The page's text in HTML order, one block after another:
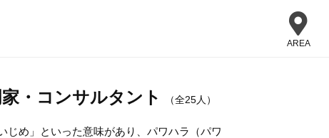
AREA
・コンサルタント （全25人）
じめ」といった意味があり、パワハラ（パワ